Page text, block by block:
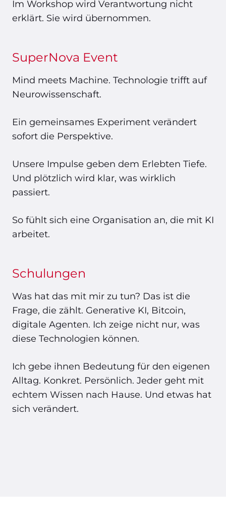
Im Workshop wird Verantwortung nicht
erklärt. Sie wird übernommen.
SuperNova Event
Mind meets Machine. Technologie trifft auf
Neurowissenschaft.
Ein gemeinsames Experiment verändert
sofort die Perspektive.
Unsere Impulse geben dem Erlebten Tiefe.
Und plötzlich wird klar, was wirklich
passiert.
So fühlt sich eine Organisation an, die mit KI
arbeitet.
Schulungen
Was hat das mit mir zu tun? Das ist die
Frage, die zählt. Generative KI, Bitcoin,
digitale Agenten. Ich zeige nicht nur, was
diese Technologien können.
Ich gebe ihnen Bedeutung für den eigenen
Alltag. Konkret. Persönlich. Jeder geht mit
echtem Wissen nach Hause. Und etwas hat
sich verändert.